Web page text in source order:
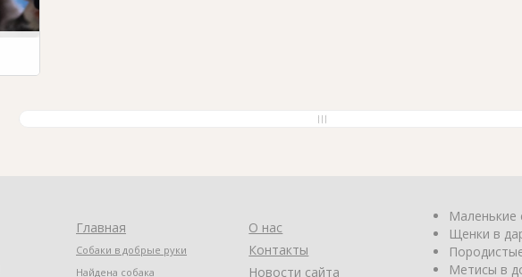
Главная
Собаки в добрые руки
Найдена собака
О нас
Контакты
Новости сайта
Маленькие
Щенки в
Метисы в